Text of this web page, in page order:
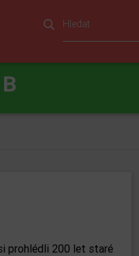
prohlédli 200 let staré